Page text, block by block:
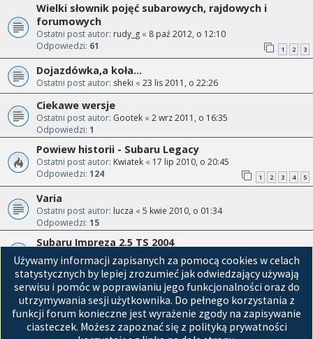
Wielki słownik pojęć subarowych, rajdowych i
forumowych
Ostatni post autor: rudy_g « 8 paź 2012, o 12:10
Odpowiedzi: 61 1 2 3
Dojazdówka,a koła...
Ostatni post autor: sheki « 23 lis 2011, o 22:26
Ciekawe wersje
Ostatni post autor: Gootek « 2 wrz 2011, o 16:35
Odpowiedzi: 1
Powiew historii - Subaru Legacy
Ostatni post autor: Kwiatek « 17 lip 2010, o 20:45
Odpowiedzi: 124 1 2 3 4 5
Varia
Ostatni post autor: lucza « 5 kwie 2010, o 01:34
Odpowiedzi: 15
Subaru Impreza 2.5 TS 2004
Ostatni post autor: citan
20 mar 2010, o 09:49
Odpowiedzi:11
Przejdź do
Używamy informacji zapisanych za pomocą cookies w celach
statystycznych by lepiej zrozumieć jak odwiedzający używają
serwisu i pomóc w poprawianiu jego funkcjonalności oraz do
utrzymywania sesji użytkownika. Do pełnego korzystania z
funkcji forum konieczne jest wyrażenie zgody na zapisywanie
ciasteczek. Możesz zapoznać się z polityką prywatności
Strona główna